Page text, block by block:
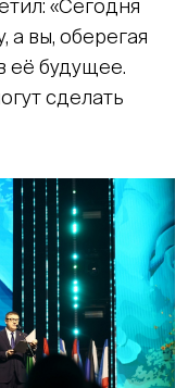
«Сегодня
вы, оберегая
её будущее.
сделать